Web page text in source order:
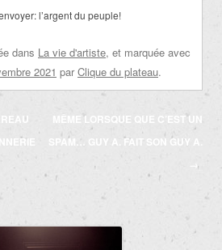
l’argent du peuple!
dans La vie d'artiste, et marquée avec
2021 par Clique du plateau.
MÊME LORSQUE QUE C’EST UN
SPAM… GUY A. FAIT SON GUY A.
→